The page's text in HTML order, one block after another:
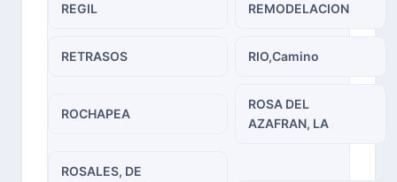
REGIL REMODELACION
RETRASOS RIO,Camino
ROCHAPEA
ROSA DEL
AZAFRAN, LA
ROSALES, DE